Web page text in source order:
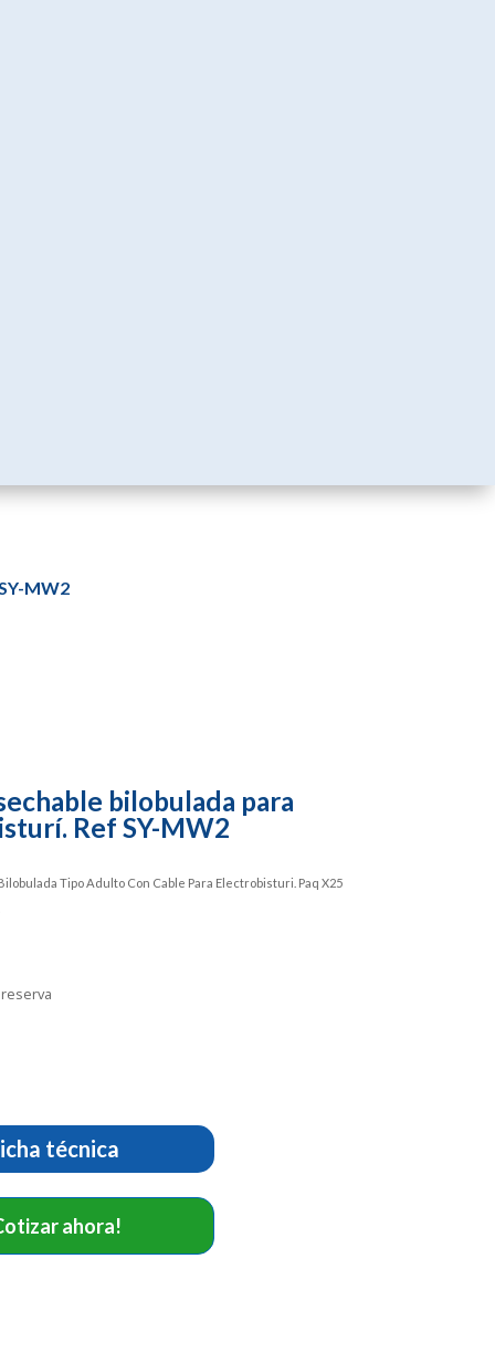
MW2
bilobulada para
Ref SY-MW2
Tipo Adulto Con Cable Para Electrobisturi. Paq X25
técnica
ahora!